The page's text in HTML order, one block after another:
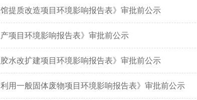
提质改造项目环境影响报告表》审批前公示
项目环境影响报告表》审批前公示
水改扩建项目环境影响报告表》审批前公示
用一般固体废物项目环境影响报告表》审批前公示